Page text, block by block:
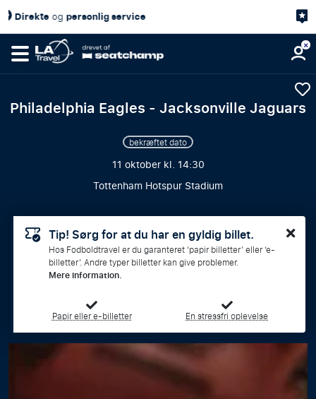
Kundetilfredshed
Philadelphia Eagles - Jacksonville Jaguars
11 oktober kl. 14:30
bekræftet dato
Tottenham Hotspur Stadium
Tip! Sørg for at du har en gyldig billet.
Hos Fodboldtravel er du garanteret ‘papir billetter’ eller ‘e-
billetter’. Andre typer billetter kan give problemer.
Mere information.
Papir eller e-billetter En stressfri oplevelse